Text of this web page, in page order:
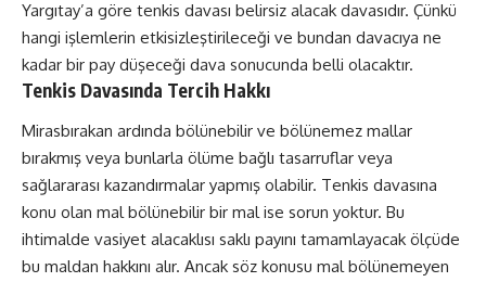
Yargıtay’a göre tenkis davası belirsiz alacak davasıdır. Çünkü
hangi işlemlerin etkisizleştirileceği ve bundan davacıya ne
kadar bir pay düşeceği dava sonucunda belli olacaktır.
Tenkis Davasında Tercih Hakkı
Mirasbırakan ardında bölünebilir ve bölünemez mallar
bırakmış veya bunlarla ölüme bağlı tasarruflar veya
sağlararası kazandırmalar yapmış olabilir. Tenkis davasına
konu olan mal bölünebilir bir mal ise sorun yoktur. Bu
ihtimalde vasiyet alacaklısı saklı payını tamamlayacak ölçüde
bu maldan hakkını alır. Ancak söz konusu mal bölünemeyen